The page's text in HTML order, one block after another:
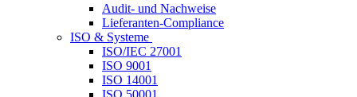
Audit- und Nachweise
Lieferanten-Compliance
ISO & Systeme
ISO/IEC 27001
ISO 9001
ISO 14001
ISO 50001